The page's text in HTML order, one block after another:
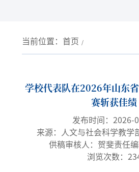
当前位置： 首页
学校代表队在2026年山东
赛斩获佳绩
发布时间：2026-
来源：人文与社会科学教学
供稿审核人：贺斐责任
浏览次数：